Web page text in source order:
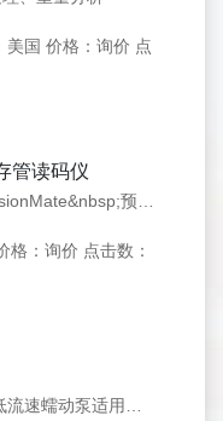
美国 价格：询价 点
管读码仪
格：询价 点击数：